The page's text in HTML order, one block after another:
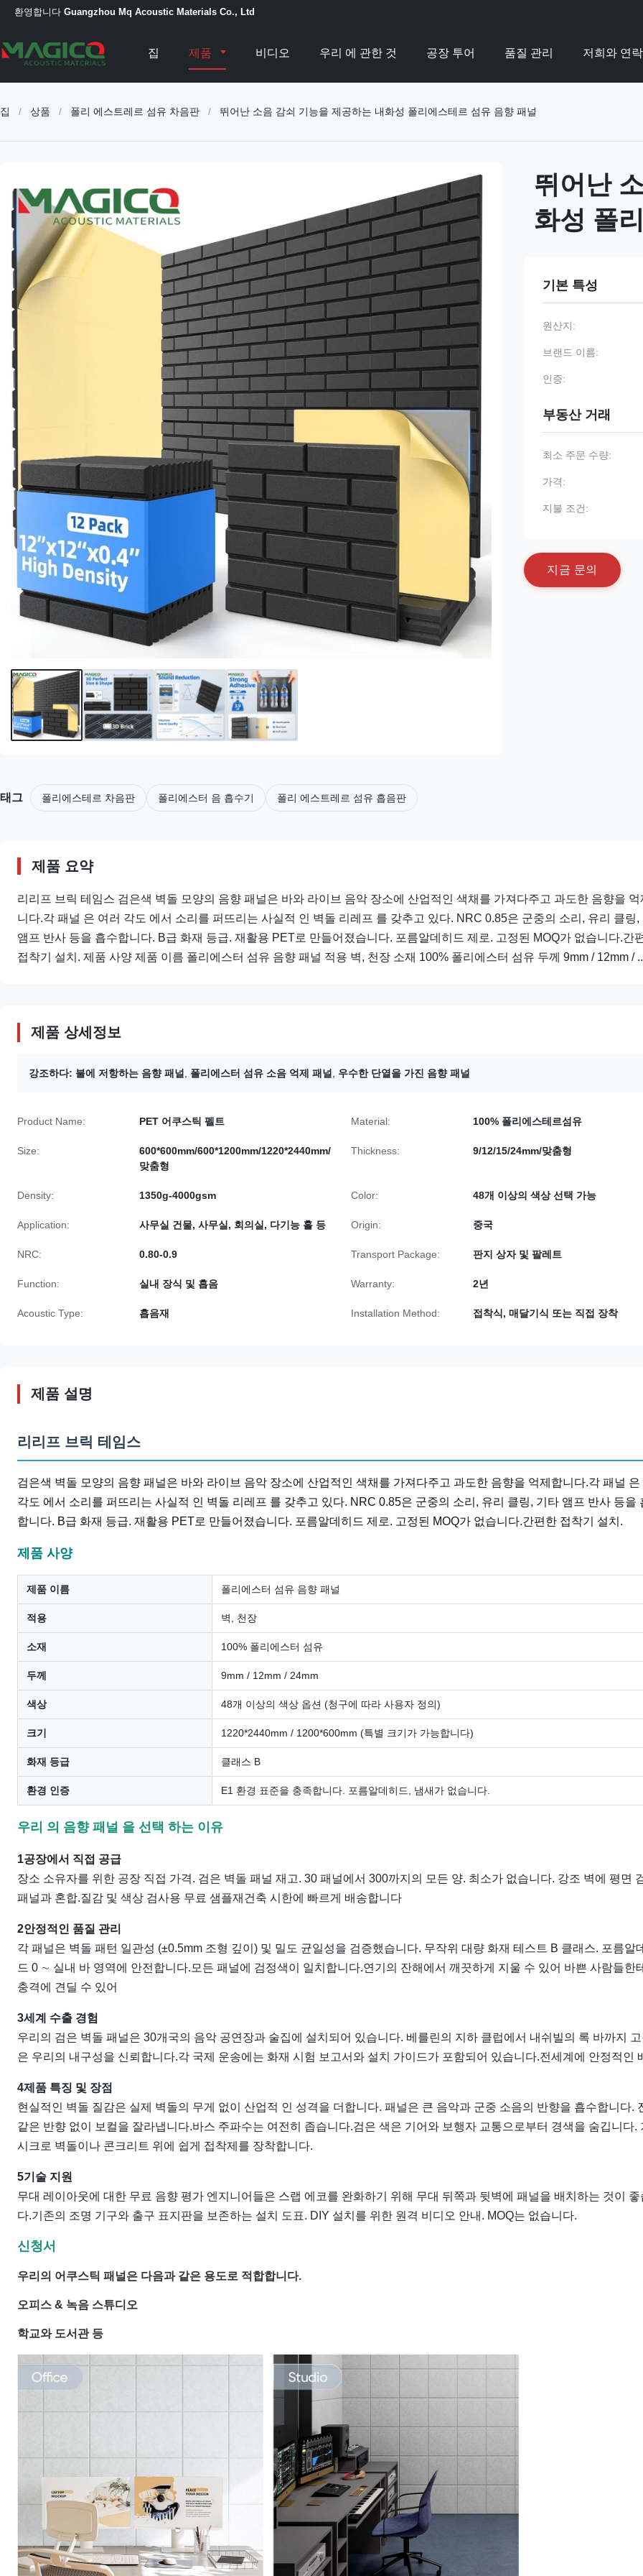
환영합니다 Guangzhou Mq Acoustic Materials Co., Ltd
집 제품 비디오 우리 에 관한 것 공장 투어 품질 관리 저희와 연락
집 / 상품 / 폴리 에스트레르 섬유 차음판 / 뛰어난 소음 감쇠 기능을 제공하는 내화성 폴리에스테르 섬유 음향 패널
뛰어난
화성 폴
기본 특성
원산지:
브랜드 이름:
인증:
부동산 거래
최소 주문 수량:
가격:
지불 조건:
지 금 문의
태그 폴리에스테르 차음판 폴리에스터 음 흡수기 폴리 에스트레르 섬유 흡음판
제품 요약
리리프 브릭 테임스 검은색 벽돌 모양의 음향 패널은 바와 라이브 음악 장소에 산업적인 색채를 가져다주고 과도한 음향을 억
니다.각 패널 은 여러 각도 에서 소리를 퍼뜨리는 사실적 인 벽돌 리레프 를 갖추고 있다. NRC 0.85은 군중의 소리, 유리 클링,
앰프 반사 등을 흡수합니다. B급 화재 등급. 재활용 PET로 만들어졌습니다. 포름알데히드 제로. 고정된 MOQ가 없습니다.간
접착기 설치. 제품 사양 제품 이름 폴리에스터 섬유 음향 패널 적용 벽, 천장 소재 100% 폴리에스터 섬유 두께 9mm / 12mm /
제품 상세정보
강조하다: 불에 저항하는 음향 패널, 폴리에스터 섬유 소음 억제 패널, 우수한 단열을 가진 음향 패널
Product Name: PET 어쿠스틱 펠트 Material: 100% 폴리에스테르섬유
Size:
600*600mm/600*1200mm/1220*2440mm/
맞춤형
Thickness: 9/12/15/24mm/맞춤형
Density: 1350g-4000gsm Color: 48개 이상의 색상 선택 가능
Application: 사무실 건물, 사무실, 회의실, 다기능 홀 등 Origin: 중국
NRC: 0.80-0.9 Transport Package: 판지 상자 및 팔레트
Function: 실내 장식 및 흡음 Warranty: 2년
Acoustic Type: 흡음재 Installation Method: 접착식, 매달기식 또는 직접 장착
제품 설명
리리프 브릭 테임스
검은색 벽돌 모양의 음향 패널은 바와 라이브 음악 장소에 산업적인 색채를 가져다주고 과도한 음향을 억제합니다.각 패널 은
각도 에서 소리를 퍼뜨리는 사실적 인 벽돌 리레프 를 갖추고 있다. NRC 0.85은 군중의 소리, 유리 클링, 기타 앰프 반사 등을
합니다. B급 화재 등급. 재활용 PET로 만들어졌습니다. 포름알데히드 제로. 고정된 MOQ가 없습니다.간편한 접착기 설치.
제품 사양
제품 이름 폴리에스터 섬유 음향 패널
적용 벽, 천장
소재 100% 폴리에스터 섬유
두께 9mm / 12mm / 24mm
색상 48개 이상의 색상 옵션 (청구에 따라 사용자 정의)
크기 1220*2440mm / 1200*600mm (특별 크기가 가능합니다)
화재 등급 클래스 B
환경 인증 E1 환경 표준을 충족합니다. 포름알데히드, 냄새가 없습니다.
우리 의 음향 패널 을 선택 하는 이유
1공장에서 직접 공급
장소 소유자를 위한 공장 직접 가격. 검은 벽돌 패널 재고. 30 패널에서 300까지의 모든 양. 최소가 없습니다. 강조 벽에 평면
패널과 혼합.질감 및 색상 검사용 무료 샘플재건축 시한에 빠르게 배송합니다
2안정적인 품질 관리
각 패널은 벽돌 패턴 일관성 (±0.5mm 조형 깊이) 및 밀도 균일성을 검증했습니다. 무작위 대량 화재 테스트 B 클래스. 포름알
드 0 ∼ 실내 바 영역에 안전합니다.모든 패널에 검정색이 일치합니다.연기의 잔해에서 깨끗하게 지울 수 있어 바쁜 사람들한
충격에 견딜 수 있어
3세계 수출 경험
우리의 검은 벽돌 패널은 30개국의 음악 공연장과 술집에 설치되어 있습니다. 베를린의 지하 클럽에서 내쉬빌의 록 바까지
은 우리의 내구성을 신뢰합니다.각 국제 운송에는 화재 시험 보고서와 설치 가이드가 포함되어 있습니다.전세계에 안정적인
4제품 특징 및 장점
현실적인 벽돌 질감은 실제 벽돌의 무게 없이 산업적 인 성격을 더합니다. 패널은 큰 음악과 군중 소음의 반향을 흡수합니다.
같은 반향 없이 보컬을 잘라냅니다.바스 주파수는 여전히 좁습니다.검은 색은 기어와 보행자 교통으로부터 경색을 숨깁니다.
시크로 벽돌이나 콘크리트 위에 쉽게 접착제를 장착합니다.
5기술 지원
무대 레이아웃에 대한 무료 음향 평가 엔지니어들은 스랩 에코를 완화하기 위해 무대 뒤쪽과 뒷벽에 패널을 배치하는 것이 좋
다.기존의 조명 기구와 출구 표지판을 보존하는 설치 도표. DIY 설치를 위한 원격 비디오 안내. MOQ는 없습니다.
신청서
우리의 어쿠스틱 패널은 다음과 같은 용도로 적합합니다.
오피스 & 녹음 스튜디오
학교와 도서관 등